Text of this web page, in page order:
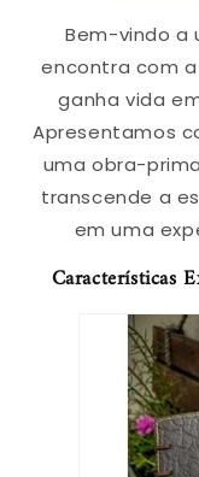
Bem-vindo a
encontra com
ganha vida
Apresentamos
uma obra-
transcende a
em uma
Características